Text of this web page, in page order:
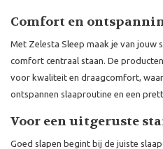
Comfort en
Met Zelesta Sleep maak je van jouw
comfort centraal staan. De
voor kwaliteit en draagcomfort,
ontspannen slaaproutine en een
Voor een uitgeruste
Goed slapen begint bij de juiste